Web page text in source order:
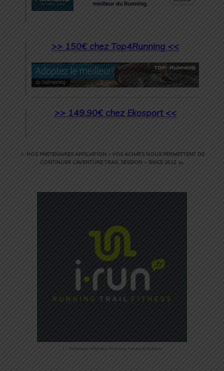
>> 150€ chez Top4Running <<
>> 149.90€ chez Ekosport <<
NOS PARTENAIRES AFFILIATION – VOS ACHATS NOUS PERMETTENT DE
CONTINUER L’AVENTURE TRAIL SESSION – SINCE 2012
1 – Partenaire Affiliation Running, Fitness & Outdoor